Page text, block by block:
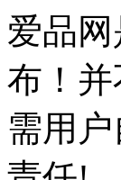
爱品
布！
需用